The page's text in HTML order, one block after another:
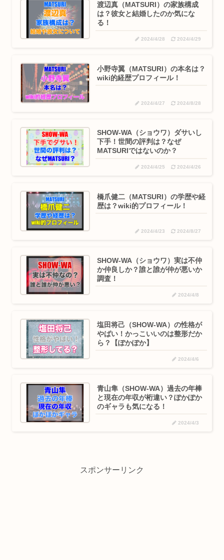
渡辺真（MATSURI）の家族構成
は？彼女と結婚したのか気にな
る！
2024/4/28 2024/4/29
小野寺翼（MATSURI）の本名は？
wiki的経歴プロフィール！
2024/4/27 2024/8/28
SHOW-WA（ショウワ）ダサいし
下手！世間の評判は？なぜ
MATSURIではないのか？
2024/4/25 2024/4/26
橋爪健二（MATSURI）の学歴や経
歴は？wiki的プロフィール！
2024/4/23 2024/8/27
SHOW-WA（ショウワ）実は不仲
か仲良しか？誰と誰が仲が悪いか
調査！
2024/4/8
塩田将己（SHOW-WA）の性格が
やばい！かっこいいのは整形だか
ら？【ぽかぽか】
2024/4/6
青山隼（SHOW-WA）過去の年棒
と現在の年収が桁違い？ぽかぽか
のギャラも気になる！
2024/4/3
スポンサーリンク